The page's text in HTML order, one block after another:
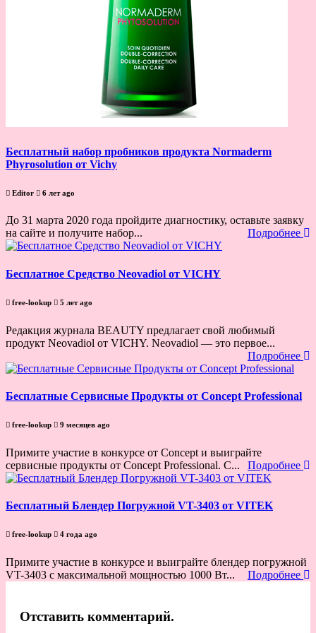
Бесплатный набор пробников продукта Normaderm
Phyrosolution от Vichy
Editor 6 лет ago
До 31 марта 2020 года пройдите диагностику, оставьте заявку
на сайте и получите набор...
Подробнее
Бесплатное Средство Neovadiol от VICHY
free-lookup 5 лет ago
Редакция журнала BEAUTY предлагает свой любимый
продукт Neovadiol от VICHY. Neovadiol — это первое...
Подробнее
Бесплатные Сервисные Продукты от Concept Professional
free-lookup 9 месяцев ago
Примите участие в конкурсе от Concept и выиграйте
cервисные продукты от Concept Professional. С...
Подробнее
Бесплатный Блендер Погружной VT-3403 от VITEK
free-lookup 4 года ago
Примите участие в конкурсе и выиграйте блендер погружной
VT-3403 с максимальной мощностью 1000 Вт...
Подробнее
Отставить комментарий.